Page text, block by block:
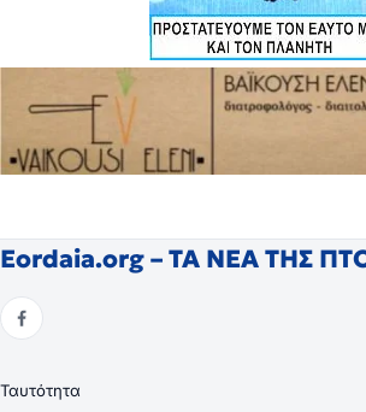
Eordaia.org – ΤΑ ΝΕΑ ΤΗΣ
Ταυτότητα